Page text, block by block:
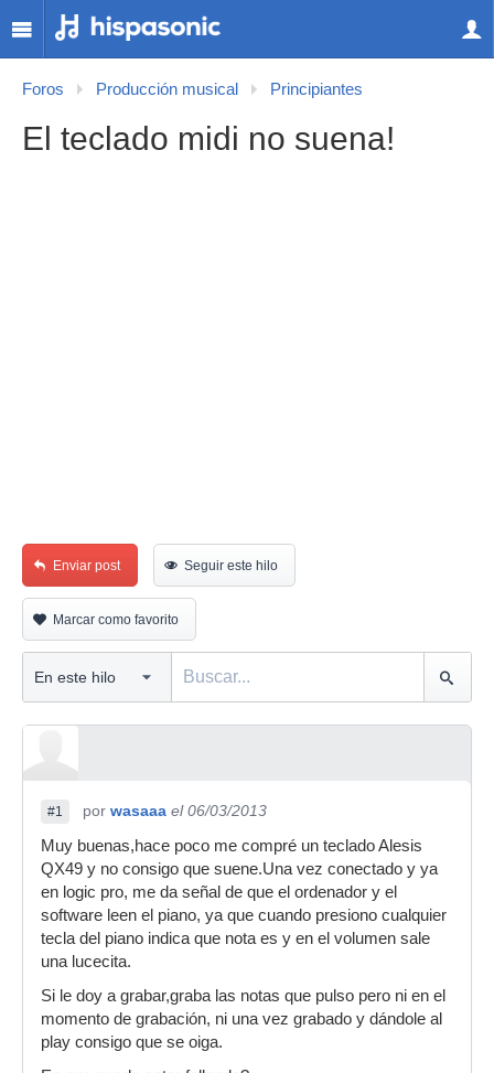
Foros Producción musical Principiantes
El teclado midi no suena!
Enviar post Seguir este hilo
Marcar como favorito
#1 por wasaaa el 06/03/2013
Muy buenas,hace poco me compré un teclado Alesis
QX49 y no consigo que suene.Una vez conectado y ya
en logic pro, me da señal de que el ordenador y el
software leen el piano, ya que cuando presiono cualquier
tecla del piano indica que nota es y en el volumen sale
una lucecita.
Si le doy a grabar,graba las notas que pulso pero ni en el
momento de grabación, ni una vez grabado y dándole al
play consigo que se oiga.